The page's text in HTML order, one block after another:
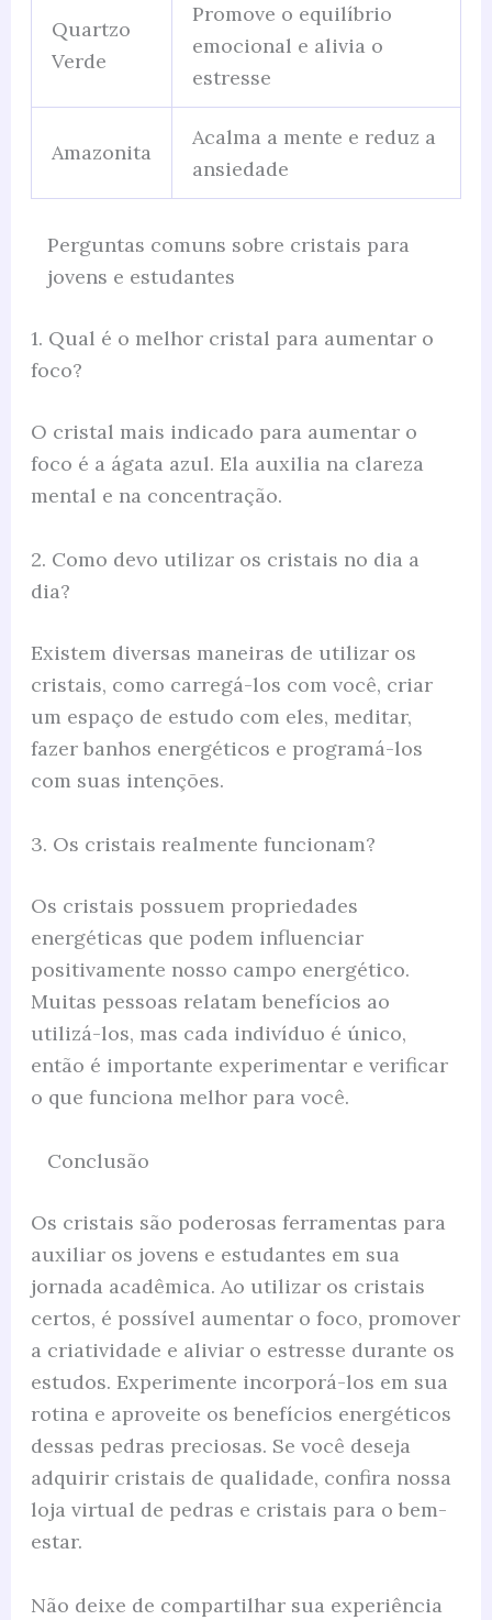
Quartzo
Verde
Promove o equilíbrio
emocional e alivia o
estresse
Amazonita
Acalma a mente e reduz a
ansiedade
Perguntas comuns sobre cristais para
jovens e estudantes
1. Qual é o melhor cristal para aumentar o
foco?
O cristal mais indicado para aumentar o
foco é a ágata azul. Ela auxilia na clareza
mental e na concentração.
2. Como devo utilizar os cristais no dia a
dia?
Existem diversas maneiras de utilizar os
cristais, como carregá-los com você, criar
um espaço de estudo com eles, meditar,
fazer banhos energéticos e programá-los
com suas intenções.
3. Os cristais realmente funcionam?
Os cristais possuem propriedades
energéticas que podem influenciar
positivamente nosso campo energético.
Muitas pessoas relatam benefícios ao
utilizá-los, mas cada indivíduo é único,
então é importante experimentar e verificar
o que funciona melhor para você.
Conclusão
Os cristais são poderosas ferramentas para
auxiliar os jovens e estudantes em sua
jornada acadêmica. Ao utilizar os cristais
certos, é possível aumentar o foco, promover
a criatividade e aliviar o estresse durante os
estudos. Experimente incorporá-los em sua
rotina e aproveite os benefícios energéticos
dessas pedras preciosas. Se você deseja
adquirir cristais de qualidade, confira nossa
loja virtual de pedras e cristais para o bem-
estar.
Não deixe de compartilhar sua experiência